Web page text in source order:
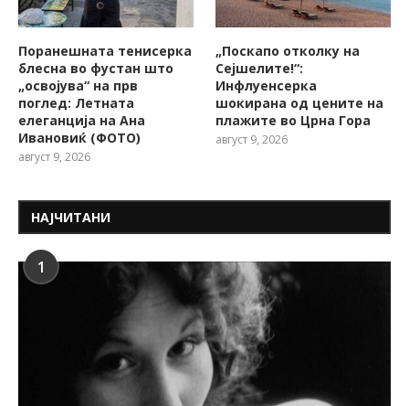
Поранешната тенисерка
блесна во фустан што
„освојува“ на прв
поглед: Летната
елеганција на Ана
Ивановиќ (ФОТО)
август 9, 2026
„Поскапо отколку на
Сејшелите!“:
Инфлуенсерка
шокирана од цените на
плажите во Црна Гора
август 9, 2026
НАЈЧИТАНИ
1